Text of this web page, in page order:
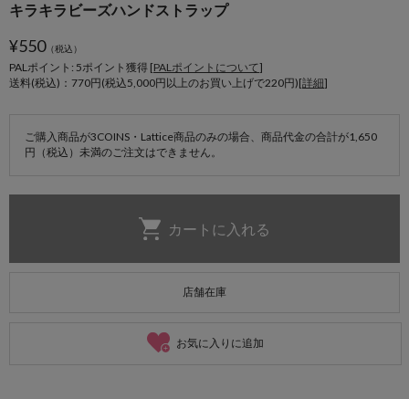
キラキラビーズハンドストラップ
¥550（税込）
PALポイント: 5ポイント獲得 [PALポイントについて]
送料(税込)：770円(税込5,000円以上のお買い上げで220円)[詳細]
ご購入商品が3COINS・Lattice商品のみの場合、商品代金の合計が1,650
円（税込）未満のご注文はできません。
店舗在庫
お気に入りに追加